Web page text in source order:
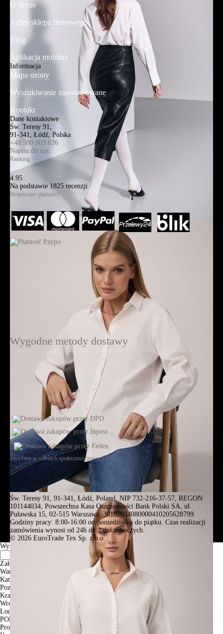
O firmie
Adres sklepu firmowego
Blog
Aplikacja mobilna
Informacja
Mapa strony
Wyszukiwanie zaawansowane
Kontakt
Dane kontaktowe
Św. Teresy 91,
91-341, Łódź, Polska
+48 500 503 636
Napisz do nas
Ranking
4.95
Na podstawie1825 recenzji
Bezpieczne płatności
Wygodne metody dostawy
Jesteśmy w sieciach społecznościowych
Św. Teresy 91, 91-341, Łódź, Poland, NIP 732-216-37-57, REGON
101144034, Powszechna Kasa Oszczędności Bank Polski SA, ul.
Puławska 15, 02-515 Warszawa: 30102034080000410205628799.
Godziny pracy: 8:00-16:00 od poniedziałku do piątku. Czas realizacji
zamówienia wynosi od 24h do 2 dni roboczych.
© 2026 EuroTrade Tex Sp. z o.o.
Wybierz miasta
Założenia
Warszawa
Katowice
Poznan
Krakow
Wroclaw
Lodz
PODGLĄD
Produkt w koszyku